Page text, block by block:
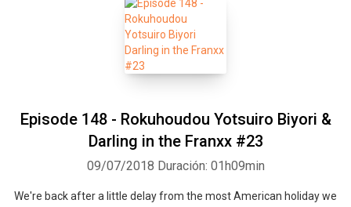
Episode 148 - Rokuhoudou Yotsuiro Biyori &
Darling in the Franxx #23
09/07/2018 Duración: 01h09min
We're back after a little delay from the most American holiday we